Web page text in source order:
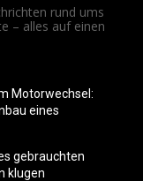
rund ums
– alles auf einen
Motorwechsel:
eines
gebrauchten
klugen